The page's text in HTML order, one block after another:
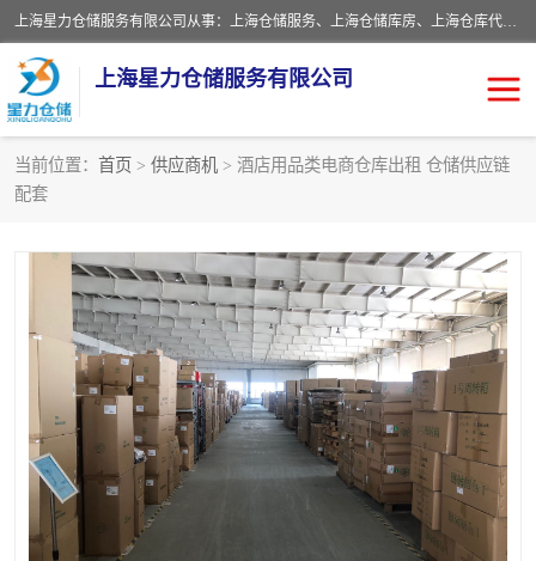
上海星力仓储服务有限公司从事：上海仓储服务、上海仓储库房、上海仓库代运营、上海仓库对外出租、上海仓库外包、上海三方仓储、上海电商仓储代发、上海电商代发货仓库、上海托管仓库、上海仓储配送。上海星力仓储服务有限公司现在拥有100个分仓、10万余平方的标准库房，精炼员工几百名，与几千家客户合作，公司已跻身上海仓储行业前列。欢迎来电咨询！
上海星力仓储服务有限公司
当前位置： 首页 > 供应商机 > 酒店用品类电商仓库出租 仓储供应链
配套
上海仓库对外出租
上海仓储配送 上海仓库外包
上海仓库代运营 上海托管仓库
上海第三方仓储 上海仓储服务
仓储 上海电商代发货仓库
上海托管仓库